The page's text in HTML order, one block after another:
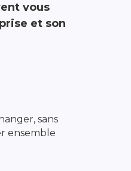
vous
et son
sans
ensemble